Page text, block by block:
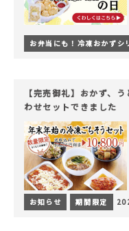
お弁当にも！冷凍おかずシ
【完売御礼】おかず、
わせセットできました
お知らせ 期間限定